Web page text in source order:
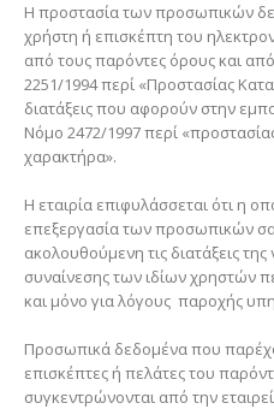
Η προστασία των προσωπικών
χρήστη ή επισκέπτη του
από τους παρόντες όρους και από
2251/1994 περί «Προστασίας
διατάξεις που αφορούν στην
Νόμο 2472/1997 περί
χαρακτήρα».
Η εταιρία επιφυλάσσεται ότι η
επεξεργασία των προσωπικών
ακολουθούμενη τις διατάξεις
συναίνεσης των ιδίων χρηστών
και μόνο για λόγους παροχής
Προσωπικά δεδομένα που
επισκέπτες ή πελάτες του
συγκεντρώνονται από την